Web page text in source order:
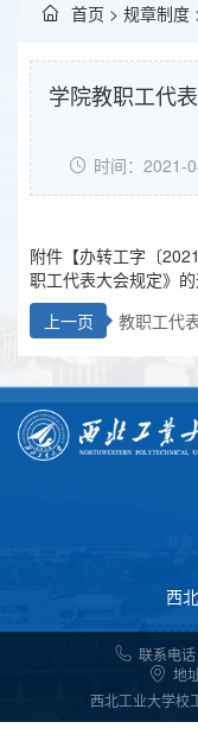
首页 > 规章制度
学院教职工代
时间：2021-
附件【办转工字〔
职工代表大会规定》
上一页
教职工代
西
联系电
地
西北工业大学校